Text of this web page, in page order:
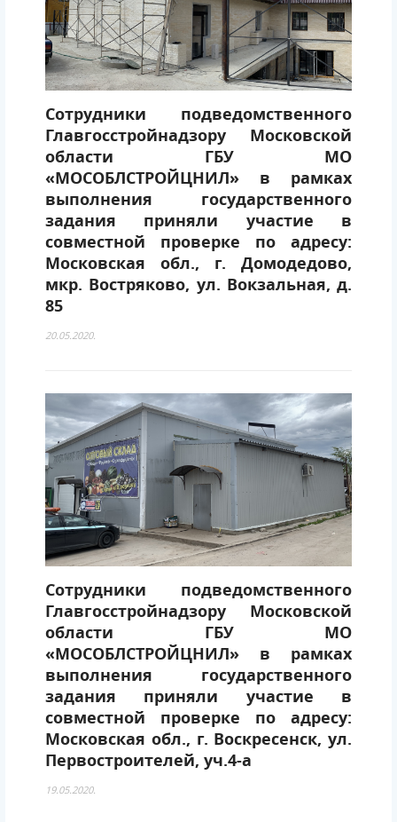
Сотрудники подведомственного
Главгосстройнадзору Московской
области ГБУ МО
«МОСОБЛСТРОЙЦНИЛ» в рамках
выполнения государственного
задания приняли участие в
совместной проверке по адресу:
Московская обл., г. Домодедово,
мкр. Востряково, ул. Вокзальная, д.
85
20.05.2020.
Сотрудники подведомственного
Главгосстройнадзору Московской
области ГБУ МО
«МОСОБЛСТРОЙЦНИЛ» в рамках
выполнения государственного
задания приняли участие в
совместной проверке по адресу:
Московская обл., г. Воскресенск, ул.
Первостроителей, уч.4-а
19.05.2020.